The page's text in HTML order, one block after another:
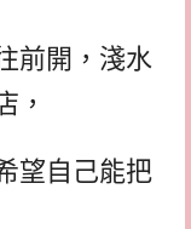
前開，淺水
，
望自己能把